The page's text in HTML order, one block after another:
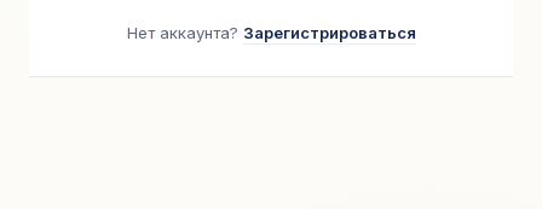
Нет аккаунта? Зарегистрироваться